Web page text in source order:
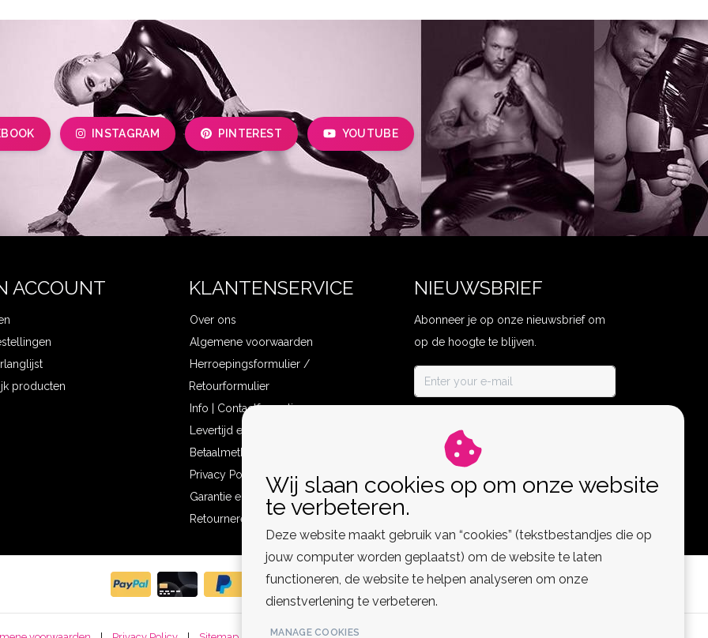
INSTAGRAM PINTEREST YOUTUBE
ACCOUNT
producten
KLANTENSERVICE
Over ons
Algemene voorwaarden
Herroepingsformulier /
Retourformulier
Info | Contactformulier
Levertijd en verzendkosten
Betaalmethoden
Privacy Policy
Garantie en klachten
Retourneren
NIEUWSBRIEF
Abonneer je op onze nieuwsbrief om
op de hoogte te blijven.
Wij slaan cookies op om onze website
te verbeteren.
Deze website maakt gebruik van “cookies” (tekstbestandjes die op
jouw computer worden geplaatst) om de website te laten
functioneren, de website te helpen analyseren om onze
dienstverlening te verbeteren.
MANAGE COOKIES